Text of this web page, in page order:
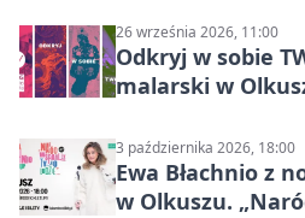
26 września 2026, 11:00
Odkryj w sobie
malarski w
3 października 2026, 18:00
Ewa Błachnio z
w Olkuszu.